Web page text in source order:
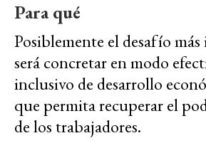
Para qué
Posiblemente el desafío
será concretar en modo
inclusivo de desarrollo
que permita recuperar el
de los trabajadores.